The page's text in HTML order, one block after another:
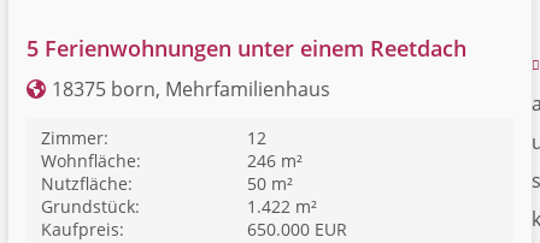
5 Ferienwohnungen unter einem Reetdach
18375 born, Mehrfamilienhaus
Zimmer:
12
Wohnfläche:
246 m²
Nutzfläche:
50 m²
Grundstück:
1.422 m²
Kaufpreis:
650.000 EUR
s
k